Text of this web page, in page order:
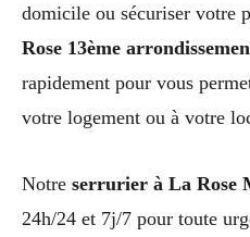
domicile ou sécuriser votre
Rose 13ème
rapidement pour vous
votre logement ou à votre
Notre serrurier à La Rose
24h/24 et 7j/7 pour toute